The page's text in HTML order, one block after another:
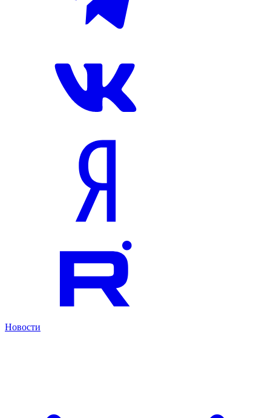
Новости